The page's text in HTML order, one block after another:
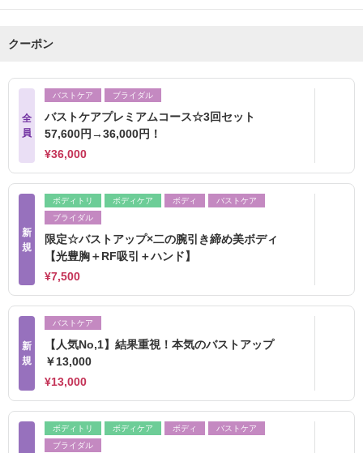
クーポン
全
員
バストケア ブライダル
バストケアプレミアムコース☆3回セット
57,600円→36,000円！
¥36,000
新
規
ボディトリ ボディケア ボディ
バストケア
ブライダル
限定☆バストアップ×二の腕引き締め美ボディ
【光豊胸＋RF吸引＋ハンド】
¥7,500
新
規
バストケア
【人気No,1】結果重視！本気のバストアップ
￥13,000
¥13,000
ボディトリ ボディケア ボディ
バストケア
ブライダル